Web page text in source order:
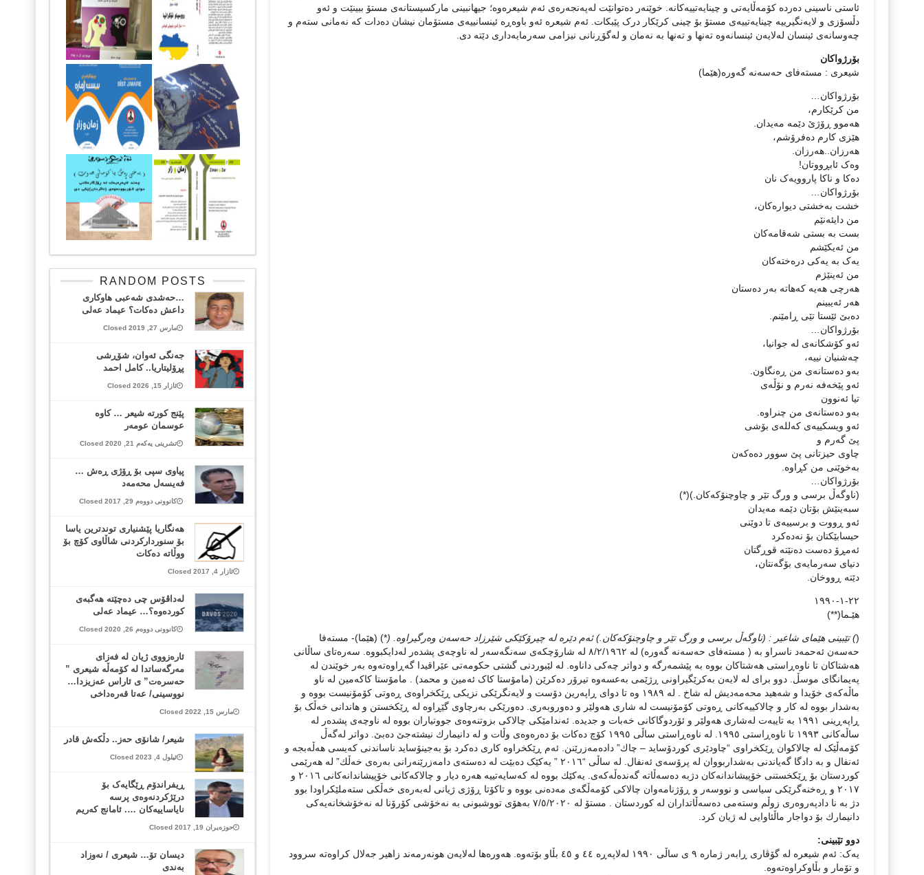
ئاستی ناسینی دەردە کۆمەڵایەتی و چینایەتییەکانە. خوێنەر دەتوانێت لەپەنجەرەی ئەم شیعرەوە؛ جیهانبینی مارکسیستانەی مستۆ ببینێت و ئەو
دڵسۆزی و لایەنگیرییە چینایەتییەی مستۆ بۆ چینی کرێکار درک پێبکات. ئەم شیعرە ئەو باوەڕە ئینسانییەی مستۆمان نیشان دەدات کە نەمانی ستەم و
چەوسانەی ئینسان لەلایەن ئینسانەوە تەنها و تەنها بە نەمان و لەگۆڕنانی نیزامی سەرمایەداری دێتە دی.
بۆرژواکان
شیعری : مستەفای حەسەنە گەورە(هێما)
بۆرژواکان…
من کرێکارم،
هەموو ڕۆژێ دێمە مەیدان.
هێزی کارم دەفرۆشم،
هەرزان..هەرزان.
وەک ئابڕووتان!
دەکا و ناکا پاروویەک نان
بۆرژواکان…
خشت بەخشتی دیوارەکان،
من دایئەنێم
بست بە بستی شەقامەکان
من ئەیکێشم
یەک بە یەکی درەختەکان
من ئەینێژم
هەرچی هەیە کەهاتە بەر دەستان
هەر ئەیبینم
دەبێ ئێستا تێی ڕامێنم.
بۆرژواکان…
ئەو کۆشکانەی لە جوانیا،
چەشنیان نییە،
بەو دەستانەی من ڕەنگاون.
ئەو پێخەفە نەرم و نۆڵەی
تیا ئەنوون
بەو دەستانەی من چنراوە.
ئەو ویسکییەی کەللەی بۆشی
پێ گەرم و
چاوی حیزتانی پێ سوور دەەکەن
بەخوێنی من کڕاوە.
بۆرژواکان…
(ناوگەڵ برسی و ورگ تێر و چاوچنۆکەکان.)(*)
سبەینێش بۆتان دێمە مەیدان
ئەو ڕووت و برسییەی تا دوێنی
حیسابێکتان بۆ نەدەکرد
ئەمڕۆ دەست دەنێتە قوڕگتان
دنیای سەرمایەی بۆگەنتان،
دێتە ڕووخان.
٢٢-١-١٩٩٠
هێـما(**)
() تێبینی هێمای شاعیر : (ناوگەڵ برسی و ورگ تێر و چاوچنۆکەکان.) ئەم دێرە لە چیرۆکێکی شێرزاد حەسەن وەرگیراوە. (*) (هێما)- مستەفا
حەسەن ئەحمەد ناسراو بە ( مستەفای حەسەنە گەورە) لە ٨/٢/١٩٦٢ لە شارۆچکەی سەنگەسەر لە ناوچەی پشدەر لەدایکبووە. سەرەتای ساڵانی
هەشتاکان تا ناوەڕاستی هەشتاکان بووە بە پێشمەرگە و دواتر چەکی داناوە. لە لێبوردنی گشتی حکومەتی عێراقیدا گەڕاوەتەوە بەر خوێندن لە
پەیمانگای موسڵ. دوو برای لە لایەن بەکرێگیراونی ڕژێمی بەعسەوە تیرۆر دەکرێن (مامۆستا کاک ئەمین و محمد) . مامۆستا کاکەمین لە ناو
ماڵەکەی خۆیدا و شەهید محەمەدیش لە شاخ . لە ١٩٨٩ وە تا دوای ڕاپەرین دۆست و لایەنگرێکی نزیکی ڕێکخراوەی ڕەوتی کۆمۆنیست بووە و
بەشدار بووە لە کار و چالاکییەکانی ڕەوتی کۆمۆنیست لە شاری هەولێر و دەوروبەری. دەورێکی بەرچاوی گێڕاوە لە ڕێکخستن و هاندانی خەڵک بۆ
ڕاپەڕینی ١٩٩١ بە تایبەت لەشاری هەولێر و ئۆردوگاکانی خەبات و جدیدە. ئەندامێکی چالاکی بزوتنەوەی جووتیاران بووە لە ناوچەی پشدەر لە
ساڵەکانی ١٩٩٣ تا ناوەڕاستی ١٩٩٥. لە ناوەڕاستی ساڵی ١٩٩٥ کۆچ دەکات بۆ دەرەوەی وڵات و لە دانیمارك نیشتەجێ دەبێ. دواتر لەگەڵ
کۆمەڵێک لە چالاکوان ڕێکخراوی “چاودێری کوردۆساید – چاك” دادەمەزرێنن. ئەم ڕێکخراوە کاری دەکرد بۆ بەجینۆساید ناساندنی کەیسی هەڵەبجە و
ئەنفال و بە دادگا گەیاندنی بەشداربووان لە پرۆسەی ئەنفال. لە ساڵی “٢٠١٦ ” یەکێک دەبێت لە دەستەی دامەزرێنەرانی بەرەی خەڵك” لە هەرێمی
کوردستان بۆ ڕێکخستنی خۆپیشاندانەکان دژبە دەسەڵاتە گەندەڵەکەی. یەکێك بووە لە کەسایەتییە هەرە دیار و چالاکەکانی خۆپیشاندانەکانی ٢٠١٦ و
٢٠١٧ و ڕەخنەگرێکی سیاسی و نووسەر و ڕۆژنامەوان چالاکی کۆمەڵگەی مەدەنی بووە و تاکۆتا ڕۆژی ژیانی لەبەرەی خەڵکی ستەملێکراودا بوو
دژ بە نا دادپەروەری زوڵم وستەمی دەسەڵاتداران لە کوردستان . مستۆ لە ٧/٥/٢٠٢٠ بەهۆی تووشبونی بە نەخۆشی کۆرۆنا لە نەخۆشخانەیەکی
دانیمارك بۆ دواجار ماڵئاوایی لە ژیان کرد.
دوو تێبینی:
یەک: ئەم شیعرە لە گۆڤاری ڕابەر ژمارە ٩ ی ساڵی ١٩٩٠ لەلاپەڕە ٤٤ و ٤٥ بڵاو بۆتەوە. هەورەها لەلایەن هونەرمەند زاهیر جەلال کراوەتە سروود
و تۆمار و بڵاوکراوەتەوە.
RANDOM POSTS
…حه‌شدی شه‌عبی هاوكاری
داعش ده‌كات؟ عیماد عه‌لی
مارس 27, 2019 Closed
جەنگی ئەوان، شۆڕشی
پڕۆلیتاریا.. کامل احمد
ئازار 15, 2026 Closed
پێنج کورتە شیعر … کاوە
عوسمان عومەر
تشرینی یەکەم 21, 2020 Closed
پیاوى سپى بۆ ڕۆژى ڕه‌ش …
فەیسەل محەمەد
کانوونی دووەم 29, 2017 Closed
هه‌نگاریا پێشنیاری توندترین یاسا
بۆ سنورداركردنی شاڵاوی كۆچ بۆ
ووڵاته‌ ده‌كات
ئازار 4, 2017 Closed
له‌داڤۆس چی ده‌چێته‌ هه‌گبه‌ی
كورده‌وە؟… عیماد عه‌لی
کانوونی دووەم 26, 2020 Closed
ئارەزووی ژیان لە فەزای
مەرگەساتدا لە کۆمەڵە شیعری ”
حەسرەت” ی ئاراس عەزیزدا…
نووسینی/ عەتا قەرەداخی
مارس 15, 2022 Closed
شیعر/ شانۆی حەز.. دڵکەش قادر
ئیلول 4, 2023 Closed
ڕیفراندۆم ڕێگایەک بۆ
درێژکردنەوەی پرسە
نایاساییەکان …. ئامانج کەریم
حوزەیران 19, 2017 Closed
دیسان تۆ… شیعری / نەوزاد
بەندی